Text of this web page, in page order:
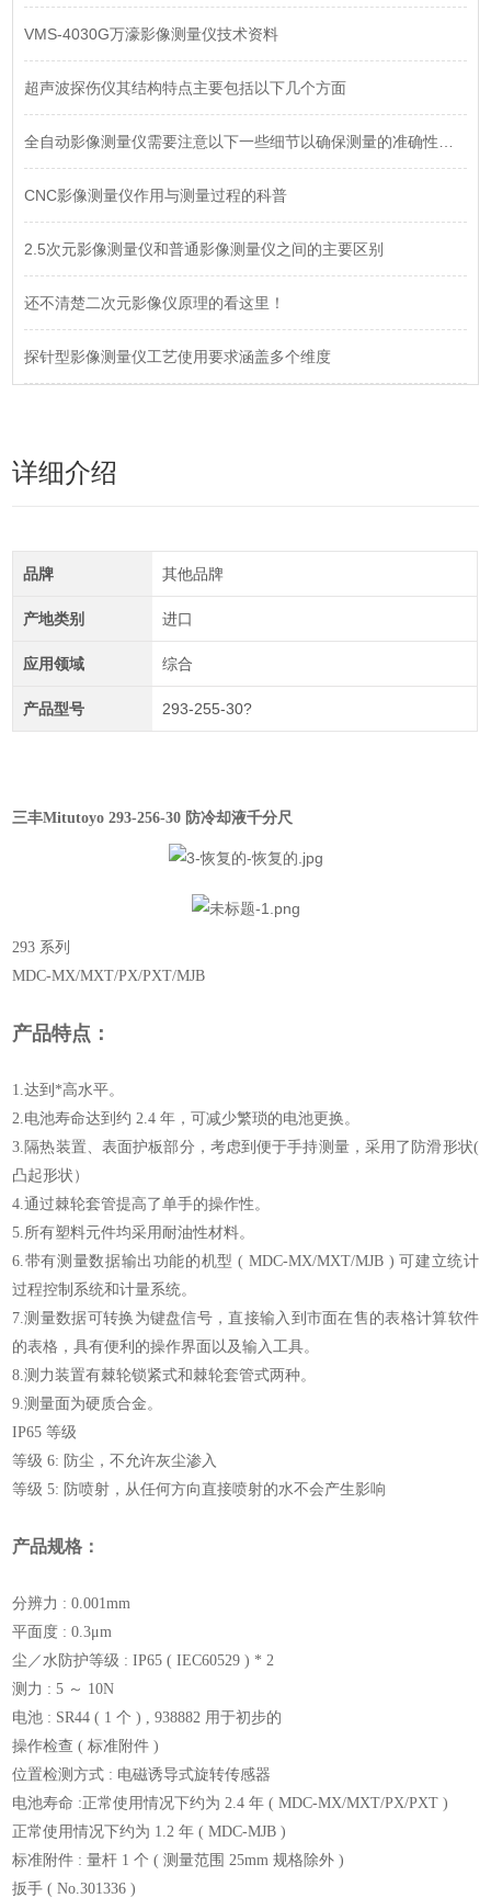
VMS-4030G万濠影像测量仪技术资料
超声波探伤仪其结构特点主要包括以下几个方面
全自动影像测量仪需要注意以下一些细节以确保测量的准确性和可靠性
CNC影像测量仪作用与测量过程的科普
2.5次元影像测量仪和普通影像测量仪之间的主要区别
还不清楚二次元影像仪原理的看这里！
探针型影像测量仪工艺使用要求涵盖多个维度
详细介绍
品牌 其他品牌
产地类别 进口
应用领域 综合
产品型号 293-255-30?
三丰Mitutoyo 293-256-30 防冷却液千分尺
293 系列
MDC-MX/MXT/PX/PXT/MJB
产品特点：
1.达到*高水平。
2.电池寿命达到约 2.4 年，可减少繁琐的电池更换。
3.隔热装置、表面护板部分，考虑到便于手持测量，采用了防滑形状(
凸起形状）
4.通过棘轮套管提高了单手的操作性。
5.所有塑料元件均采用耐油性材料。
6.带有测量数据输出功能的机型 ( MDC-MX/MXT/MJB ) 可建立统计
过程控制系统和计量系统。
7.测量数据可转换为键盘信号，直接输入到市面在售的表格计算软件
的表格，具有便利的操作界面以及输入工具。
8.测力装置有棘轮锁紧式和棘轮套管式两种。
9.测量面为硬质合金。
IP65 等级
等级 6: 防尘，不允许灰尘渗入
等级 5: 防喷射，从任何方向直接喷射的水不会产生影响
产品规格：
分辨力 : 0.001mm
平面度 : 0.3μm
尘／水防护等级 : IP65 ( IEC60529 ) * 2
测力 : 5 ～ 10N
电池 : SR44 ( 1 个 ) , 938882 用于初步的
操作检查 ( 标准附件 )
位置检测方式 : 电磁诱导式旋转传感器
电池寿命 :正常使用情况下约为 2.4 年 ( MDC-MX/MXT/PX/PXT )
正常使用情况下约为 1.2 年 ( MDC-MJB )
标准附件 : 量杆 1 个 ( 测量范围 25mm 规格除外 )
扳手 ( No.301336 )